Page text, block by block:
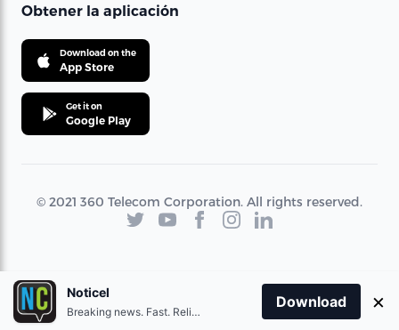
Obtener la aplicación
Download on the
App Store
Get it on
Google Play
© 2021 360 Telecom Corporation. All rights reserved.
Noticel
Breaking news. Fast. Reliable.
Download ×